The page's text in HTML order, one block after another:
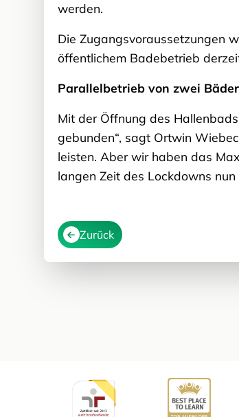
werden.
Die Zugangsvoraussetzungen
öffentlichem Badebetrieb
Parallelbetrieb von zwei
Mit der Öffnung des
gebunden“, sagt Ortwin
leisten. Aber wir haben das
langen Zeit des Lockdowns
Zurück